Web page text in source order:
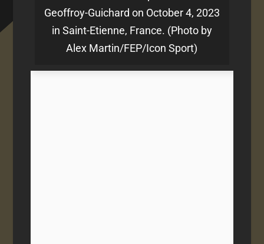
Geoffroy-Guichard on October 4, 2023
in Saint-Etienne, France. (Photo by
Alex Martin/FEP/Icon Sport)